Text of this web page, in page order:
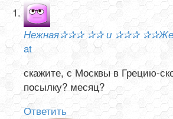
Нежная✰✰✰ ✰✰ и ✰✰✰
at
скажите, с Москвы в Грецию-
посылку? месяц?
Ответить